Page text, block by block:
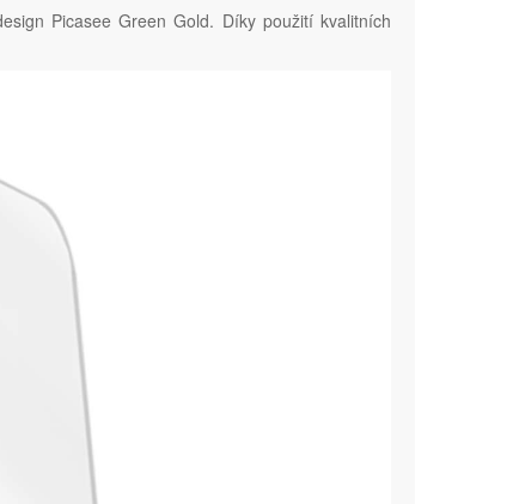
Picasee Green Gold. Díky použití kvalitních